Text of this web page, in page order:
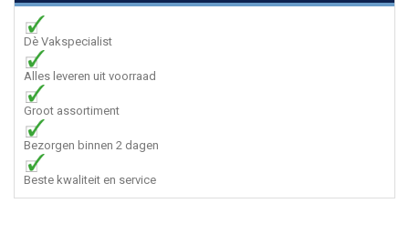
Dè Vakspecialist
Alles leveren uit voorraad
Groot assortiment
Bezorgen binnen 2 dagen
Beste kwaliteit en service